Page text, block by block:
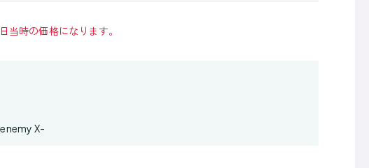
当時の価格になります。
X-